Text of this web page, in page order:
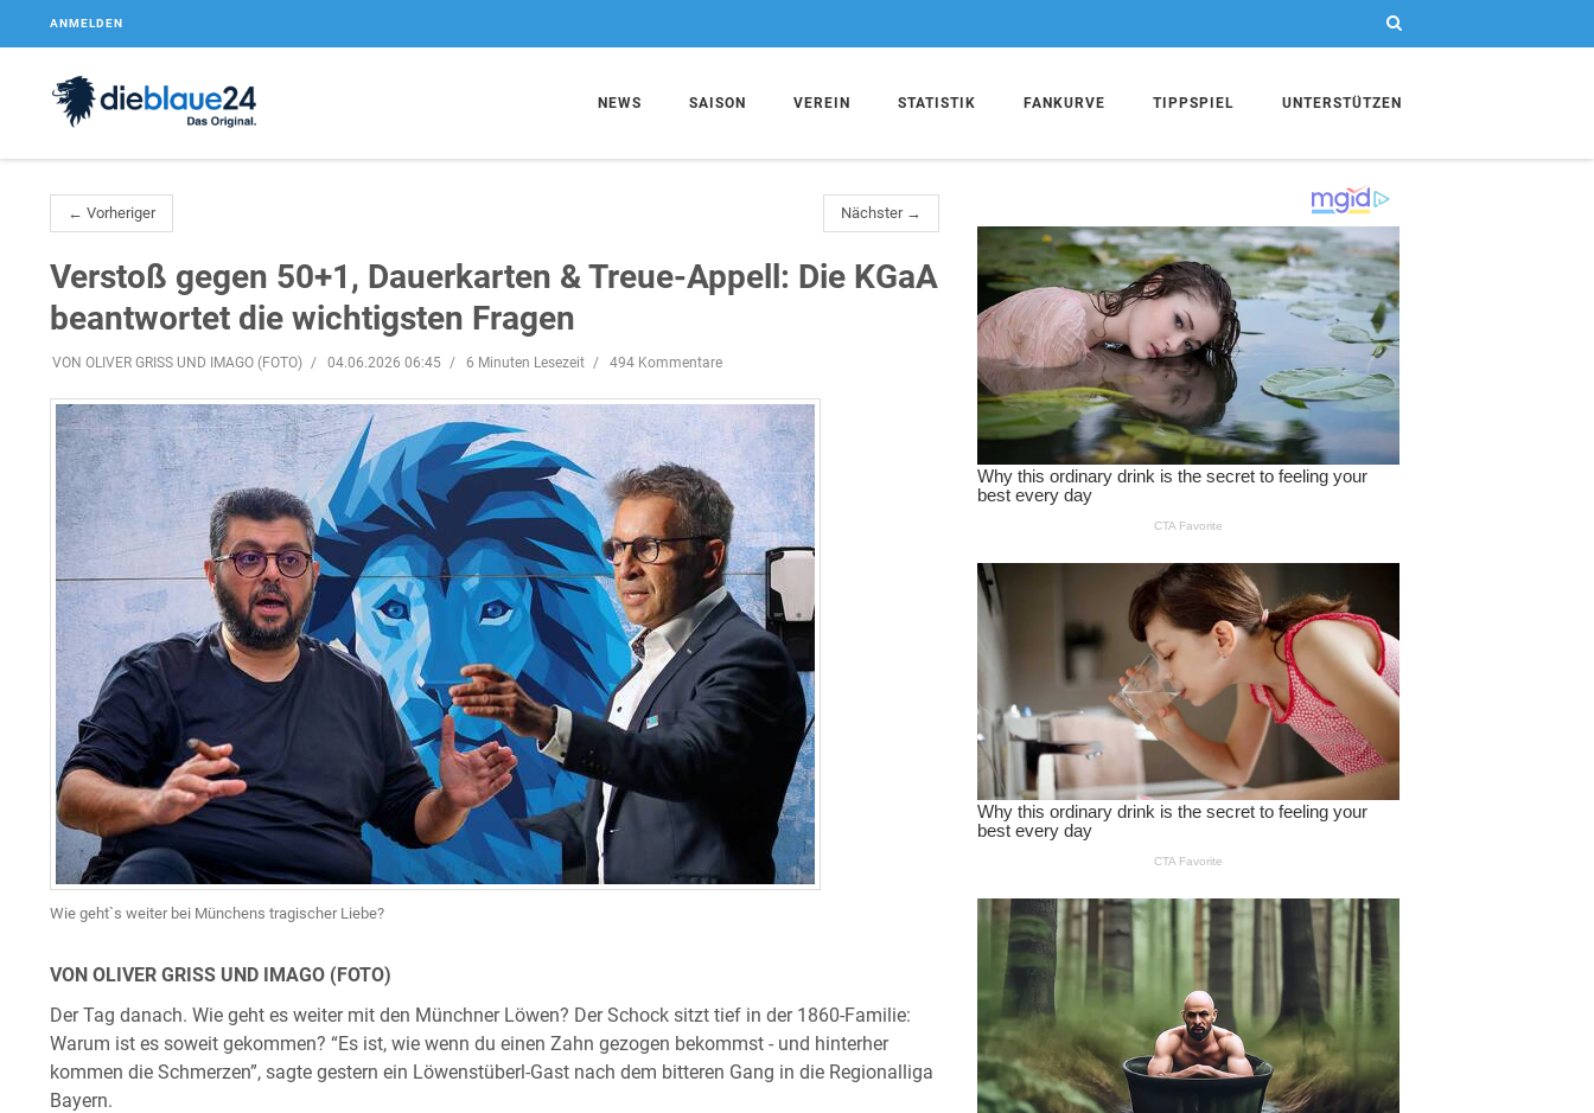
ANMELDEN
NEWS SAISON VEREIN STATISTIK FANKURVE TIPPSPIEL UNTERSTÜTZEN
← Vorheriger Nächster →
Verstoß gegen 50+1, Dauerkarten & Treue-Appell: Die KGaA
beantwortet die wichtigsten Fragen
VON OLIVER GRISS UND IMAGO (FOTO) 04.06.2026 06:45 6 Minuten Lesezeit 494 Kommentare
Wie geht`s weiter bei Münchens tragischer Liebe?
VON OLIVER GRISS UND IMAGO (FOTO)
Der Tag danach. Wie geht es weiter mit den Münchner Löwen? Der Schock sitzt tief in der 1860-Familie:
Warum ist es soweit gekommen? “Es ist, wie wenn du einen Zahn gezogen bekommst - und hinterher
kommen die Schmerzen”, sagte gestern ein Löwenstüberl-Gast nach dem bitteren Gang in die Regionalliga
Bayern.